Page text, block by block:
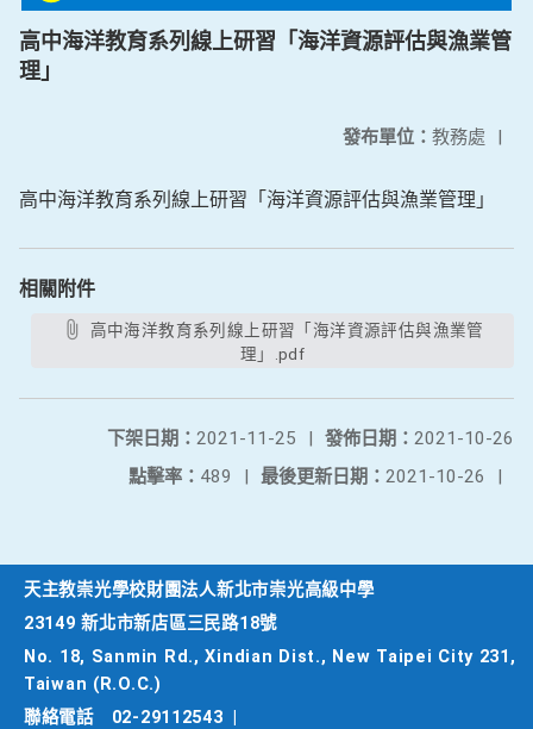
高中海洋教育系列線上研習「海洋資源評估與漁業管
理」
發布單位： 教務處 |
高中海洋教育系列線上研習「海洋資源評估與漁業管理」
相關附件
理」.pdf
發佈日期： 2021-10-26
下架日期： 2021-11-25
|
最後更新日期： 2021-10-26 |
點擊率： 489 |
天主教崇光學校財團法人新北市崇光高級中學
23149 新北市新店區三民路18號
No. 18, Sanmin Rd., Xindian Dist., New Taipei City 231,
Taiwan (R.O.C.)
聯絡電話
02-29112543